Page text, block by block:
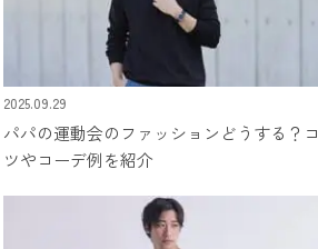
2025.09.29
パパの運動会のファッションどうする？コ
ツやコーデ例を紹介